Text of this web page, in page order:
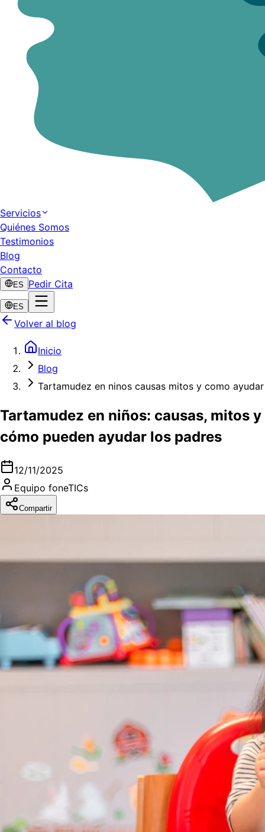
Servicios
Quiénes Somos
Testimonios
Blog
Contacto
ES Pedir Cita
ES
Volver al blog
Inicio
Blog
Tartamudez en ninos causas mitos y como ayudar
Tartamudez en niños: causas, mitos y
cómo pueden ayudar los padres
12/11/2025
Equipo foneTICs
Compartir